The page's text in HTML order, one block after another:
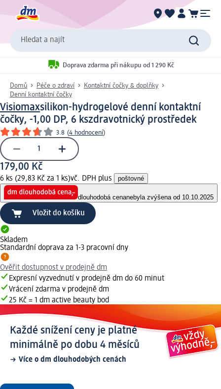
Hledat a najít
Doprava zdarma při nákupu od 1 290 Kč
Domů Péče o zdraví
Kontaktní čočky & doplňky
Denní kontaktní čočky
Visiomaxsilikon-hydrogelové denní kontaktní
čočky, -1,00 DP, 6 kszdravotnický prostředek
3.8 (4 hodnocení)
179,00 Kč
6 ks (29,83 Kč za 1 ks)vč. DPH plus poštovné
dlouhodobá cenanebyla zvýšena od 10.10.2025
Vložit do košíku
Skladem
Standardní doprava za 1-3 pracovní dny
Ověřit dostupnost v prodejně dm
Expresní vyzvednutí v prodejně dm do 60 minut
Vrácení zdarma v prodejně dm
25 Kč = 1 dm active beauty bod
Každé snížení ceny je platné
minimálně po dobu 4 měsíců
Více o dm dlouhodobých cenách